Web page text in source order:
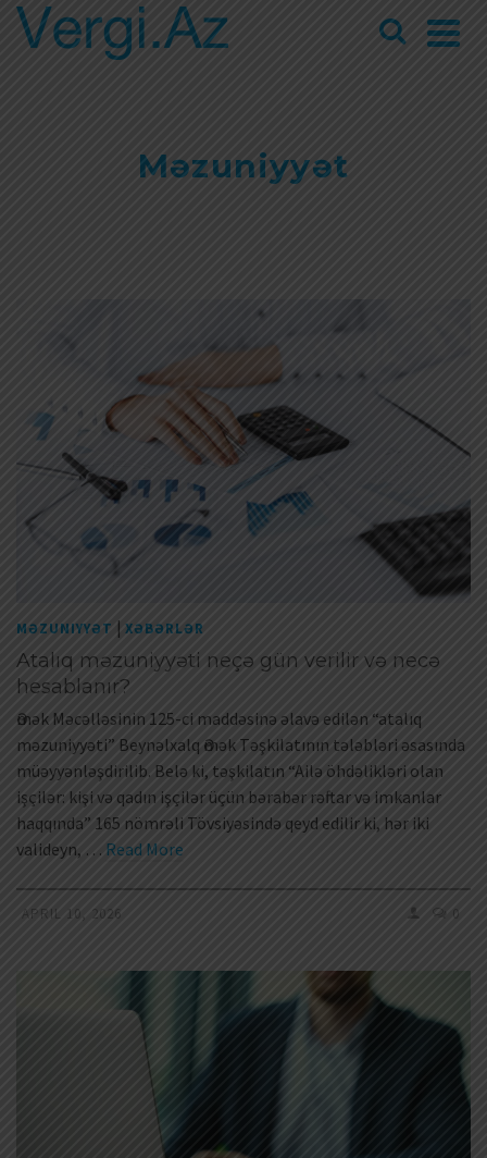
Məzuniyyət
MƏZUNIYYƏT | XƏBƏRLƏR
Atalıq məzuniyyəti neçə gün verilir və necə
hesablanır?
Әmək Məcəlləsinin 125-ci maddəsinə əlavə edilən “atalıq
məzuniyyəti” Beynəlxalq Әmək Təşkilatının tələbləri əsasında
müəyyənləşdirilib. Belə ki, təşkilatın “Ailə öhdəlikləri olan
işçilər: kişi və qadın işçilər üçün bərabər rəftar və imkanlar
haqqında” 165 nömrəli Tövsiyəsində qeyd edilir ki, hər iki
valideyn, … Read More
APRIL 10, 2026 0